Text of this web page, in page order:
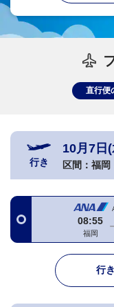
直行便
行き
10月7日
区間： 福岡
08:55
福岡
行